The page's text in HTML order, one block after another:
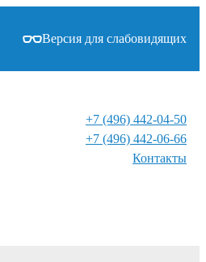
Версия для слабовидящих
+7 (496) 442-04-50
+7 (496) 442-06-66
Контакты⁠